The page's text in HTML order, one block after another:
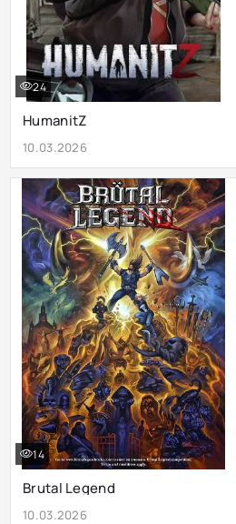
HumanitZ
10.03.2026
24
Brutal Legend
10.03.2026
14